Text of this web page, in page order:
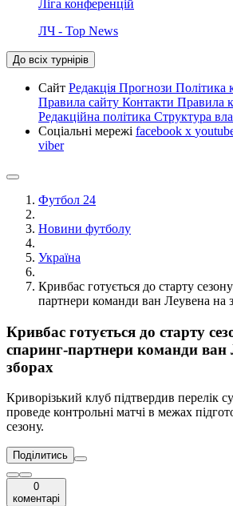
Ліга конференцій
ЛЧ - Top News
До всіх турнірів
Сайт Редакція Прогнози Політика
Правила сайту Контакти Правила
Редакційна політика Структура
Соціальні мережі facebook x
viber
Футбол 24
Новини футболу
Україна
Кривбас готується до старту
партнери команди ван Леувена на
Кривбас готується до старту
спаринг-партнери команди ван
зборах
Криворізький клуб підтвердив перелік
проведе контрольні матчі в межах
сезону.
Поділитись
0
коментарі